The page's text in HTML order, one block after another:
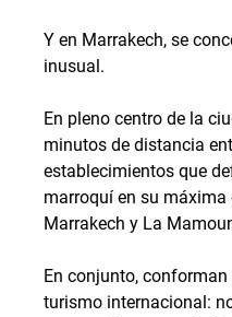
Y en Marrakech, se
inusual.
En pleno centro de la
minutos de distancia
establecimientos que
marroquí en su
Marrakech y La
En conjunto,
turismo internacional: